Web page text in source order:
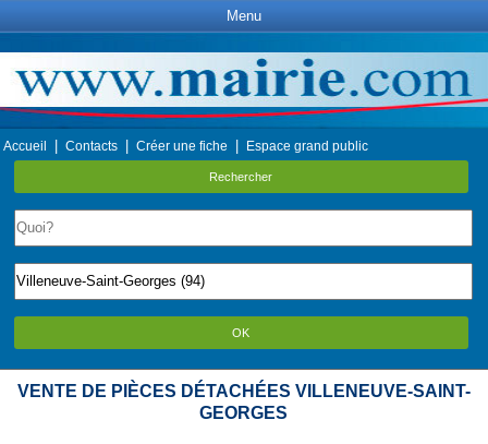
Menu
Accueil Contacts Créer une fiche Espace grand public
Rechercher
OK
VENTE DE PIÈCES DÉTACHÉES VILLENEUVE-SAINT-
GEORGES